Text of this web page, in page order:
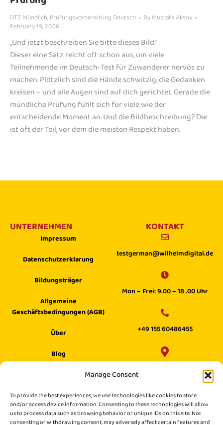
Manage Consent
To provide the best experiences, we use technologies like cookies to store
and/or access device information. Consenting to these technologies will allow
us to process data such as browsing behavior or unique IDs on this site. Not
consenting or withdrawing consent, may adversely affect certain features and
DTZ Mündlich,Prüfungsvorbereitung Deutsch ByMustafa Aksoy
February 19, 2026
„Und jetzt beschreiben Sie bitte dieses Bild.“
Dieser eine Satz reicht oft schon aus, um viele
Teilnehmende im Deutsch-Test für Zuwanderer nervös zu
machen. Plötzlich sind die Hände schwitzig, die Gedanken
kreisen – und alle Augen sind auf dich gerichtet. Gerade die
mündliche Prüfung fühlt sich für viele wie der
entscheidende Moment an. Und die Bildbeschreibung? Die
ist oft der Teil, vor dem die meisten Respekt haben.
UNTERNEHMEN
Impressum
Datenschutzerklarung
Bildungsträger
Allgemeine
Geschäftsbedingungen (AGB)
Über
Blog
KONTAKT
testgerman@wilhelmdigital.de
Mon – Frei: 9.00 – 18 .00 Uhr
+49 155 60486455
Philippstraße 27, 52349 Düren,
Germany